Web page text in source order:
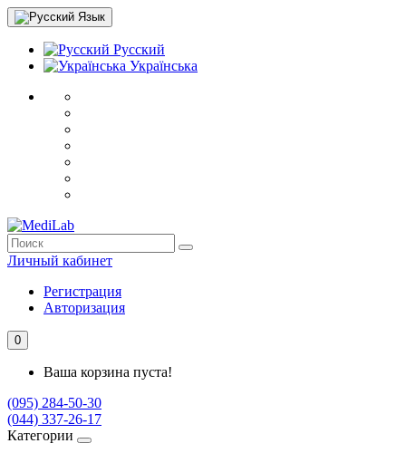
Язык
Русский
Українська
Личный кабинет
Регистрация
Авторизация
0
Ваша корзина пуста!
(095) 284-50-30
(044) 337-26-17
Категории